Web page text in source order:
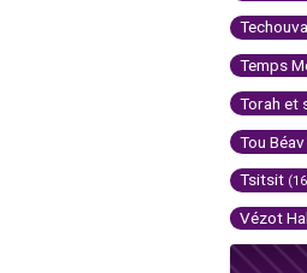
Techouva
Temps
Torah et
Tou Béav
Tsitsit
Vézot